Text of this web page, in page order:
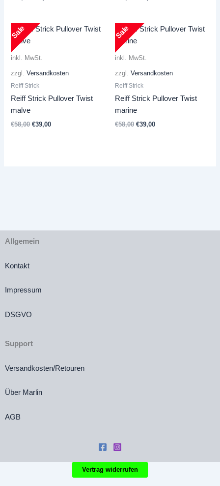
€58,00
€58,00
inkl. MwSt.
zzgl.Versandkosten
Reiff Strick
Reiff Strick Pullover Twist
malve
€58,00 Ursprünglicher
€39,00Aktueller
Sale
inkl. MwSt.
zzgl. Versandkosten
Reiff Strick
Reiff Strick Pullover Twist
marine
€58,00 Ursprünglicher
€39,00Aktueller
Sale
Allgemein
Kontakt
Impressum
DSGVO
Support
Versandkosten/Retouren
Über Marlin
AGB
Vertrag widerrufen